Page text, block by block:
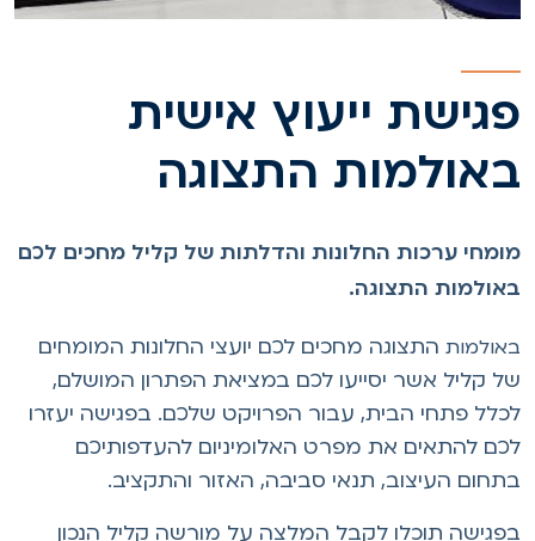
ייעוץ אישית
התצוגה
ערכות החלונות והדלתות של קליל מחכים לכם
התצוגה.
התצוגה מחכים לכם יועצי החלונות המומחים
קליל אשר יסייעו לכם במציאת הפתרון המושלם,
פתחי הבית, עבור הפרויקט שלכם. בפגישה יעזרו
להתאים את מפרט האלומיניום להעדפותיכם
העיצוב, תנאי סביבה, האזור והתקציב.
תוכלו לקבל המלצה על מורשה קליל הנכון